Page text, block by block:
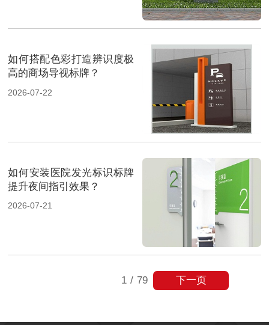
如何搭配色彩打造辨识度极
高的商场导视标牌？
2026-07-22
如何安装医院发光标识标牌
提升夜间指引效果？
2026-07-21
1 / 79 下一页